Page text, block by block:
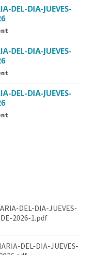
DEL-DIA-JUEVES-
DEL-DIA-JUEVES-
DEL-DIA-JUEVES-
DEL-DIA-JUEVES-
2026-1.pdf
DEL-DIA-JUEVES-